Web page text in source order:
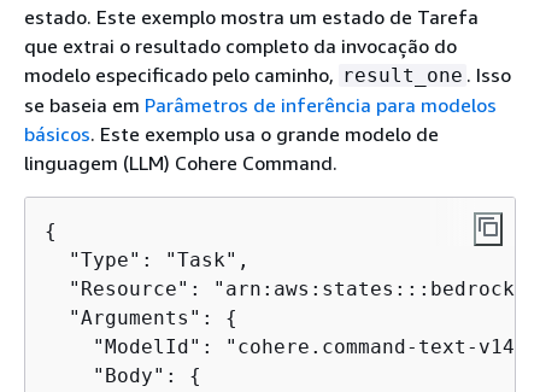
estado. Este exemplo mostra um estado de Tarefa
que extrai o resultado completo da invocação do
modelo especificado pelo caminho, result_one . Isso
se baseia em Parâmetros de inferência para modelos
básicos. Este exemplo usa o grande modelo de
linguagem (LLM) Cohere Command.
{
  "Type": "Task",
"Resource":
  "Arguments":
{
    "ModelId": "cohere.command-text-v14",
    "Body":
{